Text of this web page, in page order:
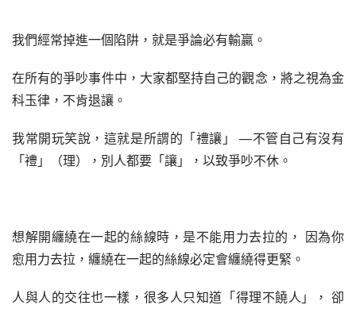
我們經常掉進一個陷阱，就是爭論必有輸贏。
在所有的爭吵事件中，大家都堅持自己的觀念，將之視為金
科玉律，不肯退讓。
我常開玩笑說，這就是所謂的「禮讓」 —不管自己有沒有
「禮」（理），別人都要「讓」，以致爭吵不休。
想解開纏繞在一起的絲線時，是不能用力去拉的， 因為你
愈用力去拉，纏繞在一起的絲線必定會纏繞得更緊。
人與人的交往也一樣，很多人只知道「得理不饒人」， 卻